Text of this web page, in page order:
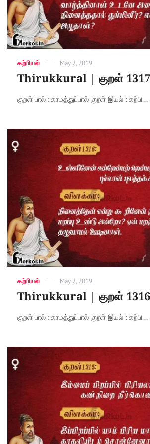
Categories
கற்பியல்
Posted
May 2, 2019
Thirukkural | குறள் 1317
குறள் பால் : காமத்துப்பால் குறள் இயல் : கற்பி...
Categories
கற்பியல்
Posted
May 2, 2019
Thirukkural | குறள் 1316
குறள் பால் : காமத்துப்பால் குறள் இயல் : கற்பி...